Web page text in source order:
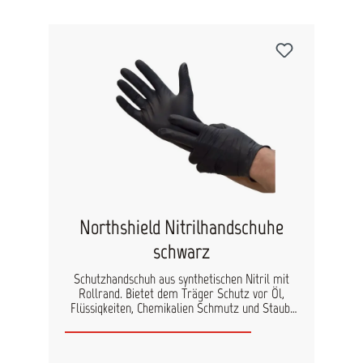
Chemikalienschutz Handschuhlänge ca. 24 cm-
Reißfest Qualitätsniveau geprüft AQL 1,5
Hervorragender Tragekomfort durch
anschmiegsame Passform Extrem feinfühliges
Arbeiten Hervorragendes Tastempfinden durch
spezielle Fingerspitzenstruktur, bei
gleichzeitiger guter Griff- und Rutschfestigkeit
durch die Mikro-Fingerspitzen-Texturierung
Latexfrei Silikonfrei Antistatisch Speziell
entwickelter Handschuh-Farbton Rollrand
Puderfrei Einzelentnahme aus praktischer,
Northshield Nitrilhandschuhe
schwarz
Schutzhandschuh aus synthetischen Nitril mit
Rollrand. Bietet dem Träger Schutz vor Öl,
Flüssigkeiten, Chemikalien Schmutz und Staub.
optimales Testempfinden und gute Griff- und